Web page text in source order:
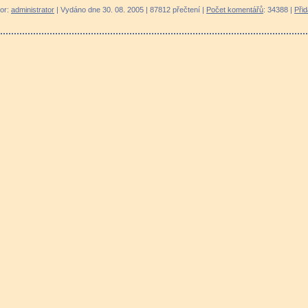
administrator | Vydáno dne 30. 08. 2005 | 87812 přečtení | Počet komentářů: 34388 |